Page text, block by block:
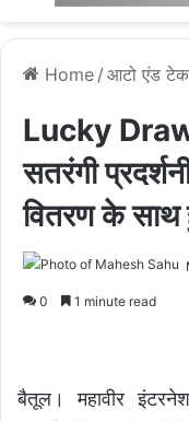
Home / आटो एंड टेक
Lucky
सतरंगी
वितरण के
0 1 minute read
बैतूल। महावीर